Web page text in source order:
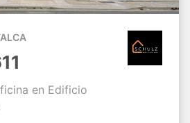
en Edificio